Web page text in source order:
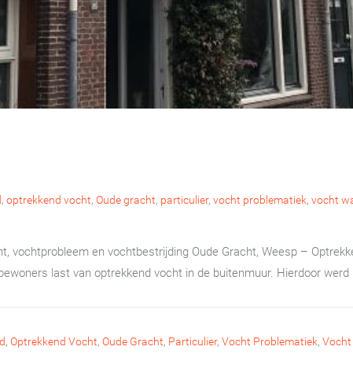
, optrekkend vocht, Oude gracht, particulier, vocht problematiek, vocht
vochtprobleem en vochtbestrijding Oude Gracht, Weesp –
last van optrekkend vocht in de buitenmuur. Hierdoor werd
, Optrekkend Vocht, Oude Gracht, Particulier, Vocht Problematiek,